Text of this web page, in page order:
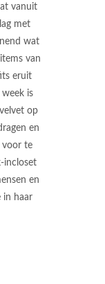
vanuit
met
wat
van
eruit
is
op
en
voor te
incloset
en
in haar